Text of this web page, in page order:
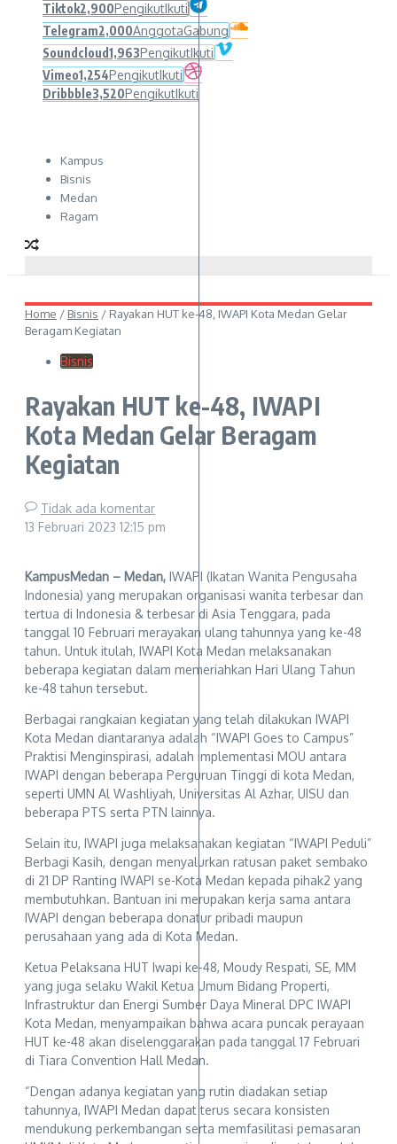
Tiktok2,900PengikutIkuti
Telegram2,000AnggotaGabung
Soundcloud1,963PengikutIkuti
Vimeo1,254PengikutIkuti
Dribbble3,520PengikutIkuti
Kampus
Bisnis
Medan
Ragam
Home / Bisnis / Rayakan HUT ke-48, IWAPI Kota Medan Gelar
Beragam Kegiatan
Bisnis
Rayakan HUT ke-48, IWAPI
Kota Medan Gelar Beragam
Kegiatan
Tidak ada komentar
13 Februari 2023 12:15 pm
KampusMedan – Medan, IWAPI (Ikatan Wanita Pengusaha
Indonesia) yang merupakan organisasi wanita terbesar dan
tertua di Indonesia & terbesar di Asia Tenggara, pada
tanggal 10 Februari merayakan ulang tahunnya yang ke-48
tahun. Untuk itulah, IWAPI Kota Medan melaksanakan
beberapa kegiatan dalam memeriahkan Hari Ulang Tahun
ke-48 tahun tersebut.
Berbagai rangkaian kegiatan yang telah dilakukan IWAPI
Kota Medan diantaranya adalah “IWAPI Goes to Campus”
Praktisi Menginspirasi, adalah implementasi MOU antara
IWAPI dengan beberapa Perguruan Tinggi di kota Medan,
seperti UMN Al Washliyah, Universitas Al Azhar, UISU dan
beberapa PTS serta PTN lainnya.
Selain itu, IWAPI juga melaksanakan kegiatan “IWAPI Peduli”
Berbagi Kasih, dengan menyalurkan ratusan paket sembako
di 21 DP Ranting IWAPI se-Kota Medan kepada pihak2 yang
membutuhkan. Bantuan ini merupakan kerja sama antara
IWAPI dengan beberapa donatur pribadi maupun
perusahaan yang ada di Kota Medan.
Ketua Pelaksana HUT Iwapi ke-48, Moudy Respati, SE, MM
yang juga selaku Wakil Ketua Umum Bidang Properti,
Infrastruktur dan Energi Sumber Daya Mineral DPC IWAPI
Kota Medan, menyampaikan bahwa acara puncak perayaan
HUT ke-48 akan diselenggarakan pada tanggal 17 Februari
di Tiara Convention Hall Medan.
“Dengan adanya kegiatan yang rutin diadakan setiap
tahunnya, IWAPI Medan dapat terus secara konsisten
mendukung perkembangan serta memfasilitasi pemasaran